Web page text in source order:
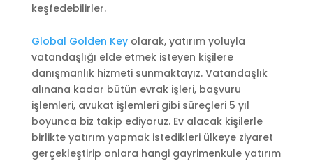
keşfedebilirler.
Global Golden Keyolarak, yatırım yoluyla
vatandaşlığı elde etmek isteyen kişilere
danışmanlık hizmeti sunmaktayız. Vatandaşlık
alınana kadar bütün evrak işleri, başvuru
işlemleri, avukat işlemleri gibi süreçleri 5 yıl
boyunca biz takip ediyoruz. Ev alacak kişilerle
birlikte yatırım yapmak istedikleri ülkeye ziyaret
gerçekleştirip onlara hangi gayrimenkule yatırım